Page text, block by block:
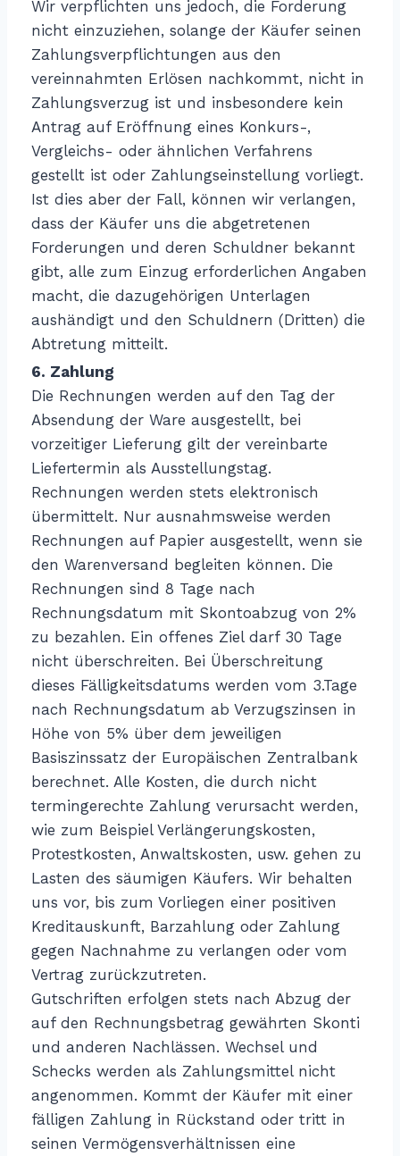
Wir verpflichten uns jedoch, die Forderung
nicht einzuziehen, solange der Käufer seinen
Zahlungsverpflichtungen aus den
vereinnahmten Erlösen nachkommt, nicht in
Zahlungsverzug ist und insbesondere kein
Antrag auf Eröffnung eines Konkurs-,
Vergleichs- oder ähnlichen Verfahrens
gestellt ist oder Zahlungseinstellung vorliegt.
Ist dies aber der Fall, können wir verlangen,
dass der Käufer uns die abgetretenen
Forderungen und deren Schuldner bekannt
gibt, alle zum Einzug erforderlichen Angaben
macht, die dazugehörigen Unterlagen
aushändigt und den Schuldnern (Dritten) die
Abtretung mitteilt.
6. Zahlung
Die Rechnungen werden auf den Tag der
Absendung der Ware ausgestellt, bei
vorzeitiger Lieferung gilt der vereinbarte
Liefertermin als Ausstellungstag.
Rechnungen werden stets elektronisch
übermittelt. Nur ausnahmsweise werden
Rechnungen auf Papier ausgestellt, wenn sie
den Warenversand begleiten können. Die
Rechnungen sind 8 Tage nach
Rechnungsdatum mit Skontoabzug von 2%
zu bezahlen. Ein offenes Ziel darf 30 Tage
nicht überschreiten. Bei Überschreitung
dieses Fälligkeitsdatums werden vom 3.Tage
nach Rechnungsdatum ab Verzugszinsen in
Höhe von 5% über dem jeweiligen
Basiszinssatz der Europäischen Zentralbank
berechnet. Alle Kosten, die durch nicht
termingerechte Zahlung verursacht werden,
wie zum Beispiel Verlängerungskosten,
Protestkosten, Anwaltskosten, usw. gehen zu
Lasten des säumigen Käufers. Wir behalten
uns vor, bis zum Vorliegen einer positiven
Kreditauskunft, Barzahlung oder Zahlung
gegen Nachnahme zu verlangen oder vom
Vertrag zurückzutreten.
Gutschriften erfolgen stets nach Abzug der
auf den Rechnungsbetrag gewährten Skonti
und anderen Nachlässen. Wechsel und
Schecks werden als Zahlungsmittel nicht
angenommen. Kommt der Käufer mit einer
fälligen Zahlung in Rückstand oder tritt in
seinen Vermögensverhältnissen eine